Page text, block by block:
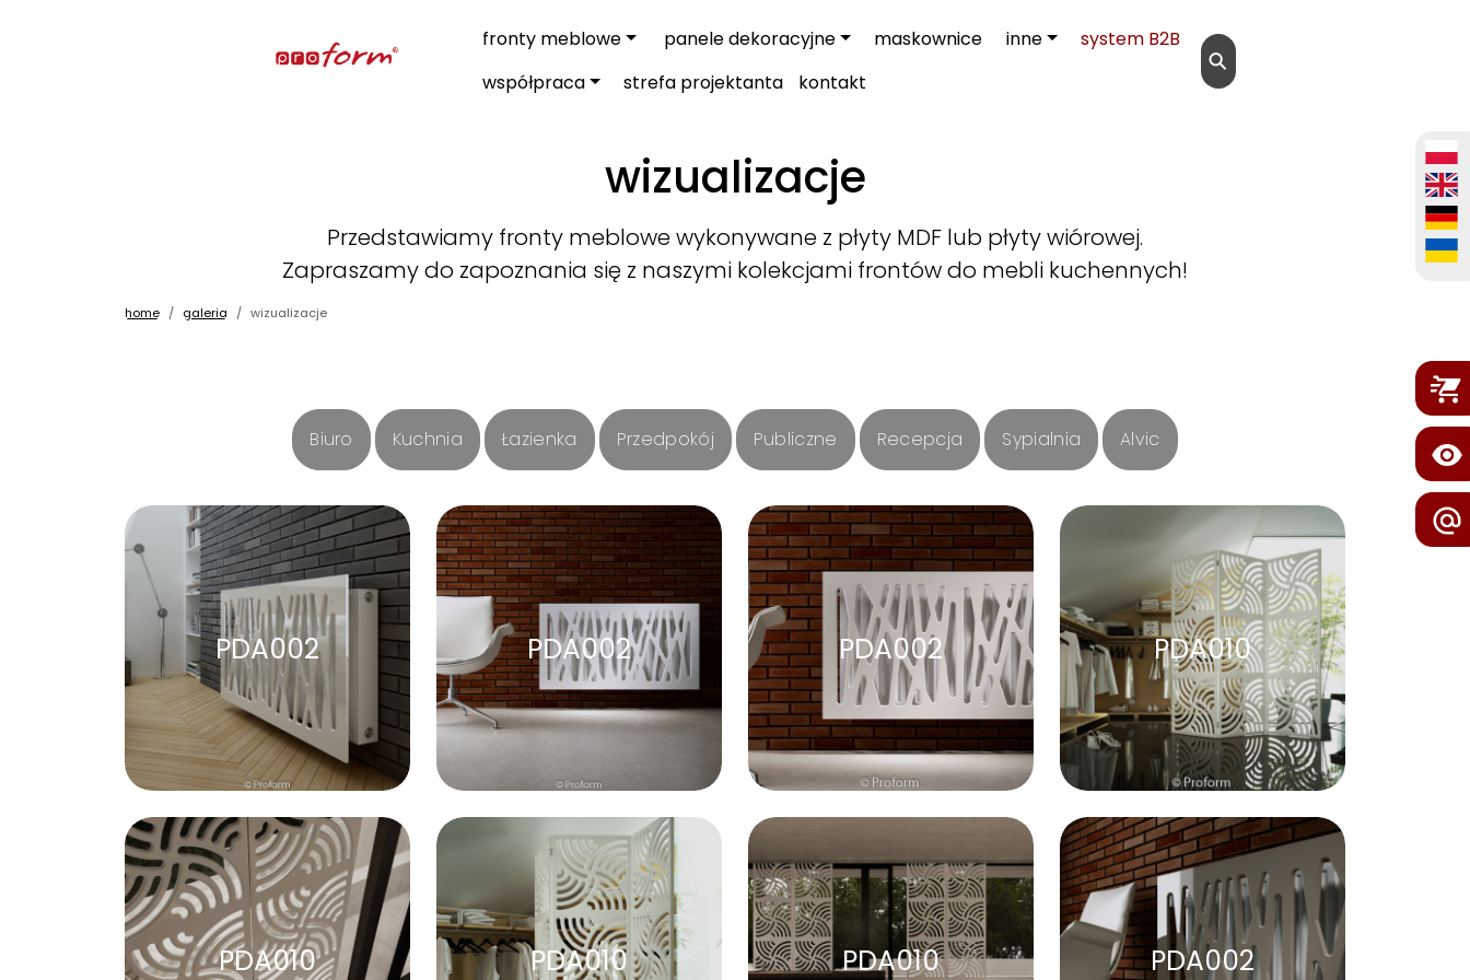
fronty meblowe panele dekoracyjne maskownice inne
system B2B
współpraca
strefa projektanta kontakt
⚲
wizualizacje
Przedstawiamy fronty meblowe wykonywane z płyty MDF lub płyty wiórowej.
Zapraszamy do zapoznania się z naszymi kolekcjami frontów do mebli kuchennych!
home galeria wizualizacje
Biuro Kuchnia Łazienka Przedpokój Publiczne Recepcja Sypialnia Alvic
PDA002 PDA002 PDA002 PDA010
PDA010 PDA010 PDA010 PDA002